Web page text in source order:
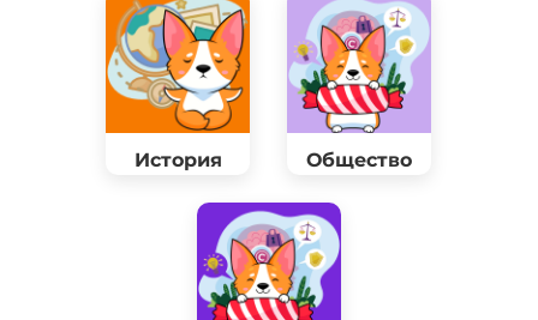
История Общество